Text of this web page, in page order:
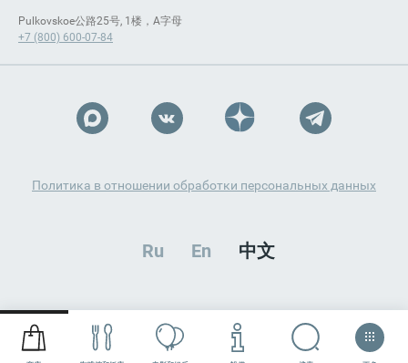
Pulkovskoe公路25号, 1楼，A字母
+7 (800) 600-07-84
Политика в отношении обработки персональных данных
Ru En 中文